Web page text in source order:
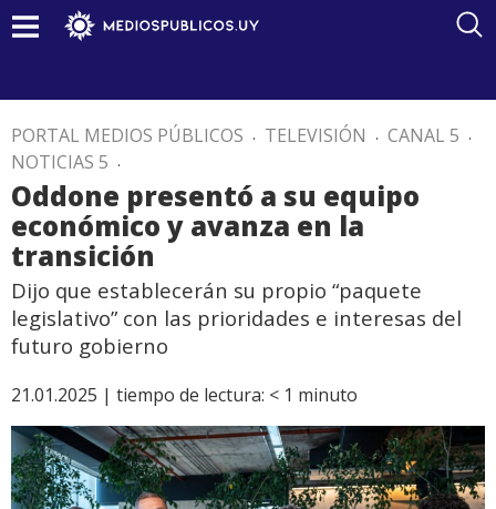
PORTAL MEDIOS PÚBLICOS . TELEVISIÓN . CANAL 5 .
NOTICIAS 5 .
Oddone presentó a su equipo
económico y avanza en la
transición
Dijo que establecerán su propio “paquete
legislativo” con las prioridades e interesas del
futuro gobierno
21.01.2025 | tiempo de lectura: < 1 minuto